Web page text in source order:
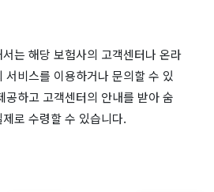
는 해당 보험사의 고객센터나 온라
서비스를 이용하거나 문의할 수 있
공하고 고객센터의 안내를 받아 숨
로 수령할 수 있습니다.